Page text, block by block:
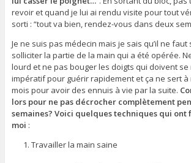
revoir et quand je lui ai rendu visite pour tout
sorti : “tout va bien, rendez-vous dans deux
Je ne suis pas médecin mais je sais qu’il ne
solliciter la partie de la main qui a été opérée.
lourd et ne pas bouger les doigts qui doivent se
impératif pour guérir rapidement et ça ne sert
mois pour avoir des ennuis à vie par la suite.
lors pour ne pas décrocher complètement
semaines? Voici quelques techniques qui
moi :
Travailler la main saine
Recevoir le
Je hais les spams : votre courriel ne sera jamais